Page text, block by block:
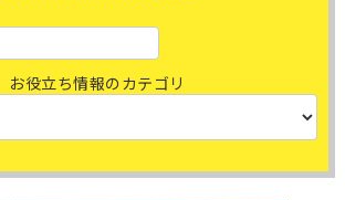
お役立ち情報のカテゴリ